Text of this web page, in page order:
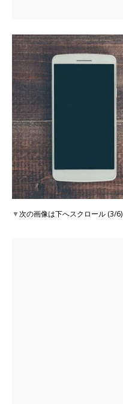
▼次の画像は下へスクロール (3/6)